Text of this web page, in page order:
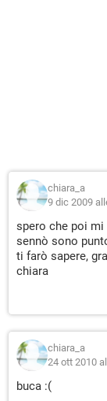
chiara_a
9 dic 2009
spero che poi mi
sennò sono
ti farò sapere,
chiara
chiara_a
24 ott 2010
buca :(